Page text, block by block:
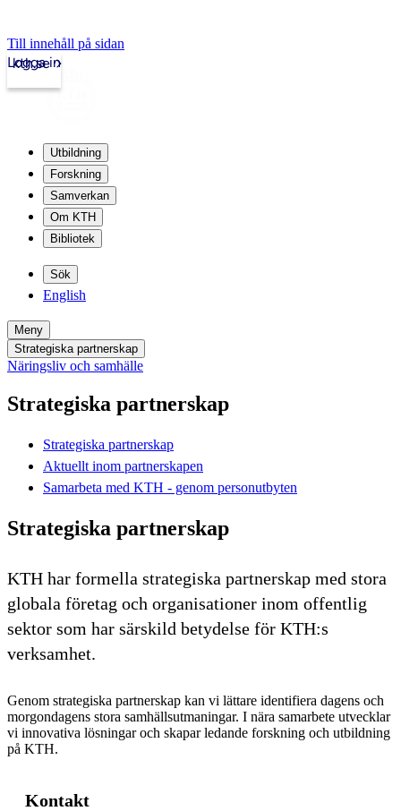
Till innehåll på sidan
kth.se
Logga in
Utbildning
Forskning
Samverkan
Om KTH
Bibliotek
Sök
English
Meny
Strategiska partnerskap
Näringsliv och samhälle
Strategiska partnerskap
Strategiska partnerskap
Aktuellt inom partnerskapen
Samarbeta med KTH - genom personutbyten
Strategiska partnerskap
KTH har formella strategiska partnerskap med stora
globala företag och organisationer inom offentlig
sektor som har särskild betydelse för KTH:s
verksamhet.
Genom strategiska partnerskap kan vi lättare identifiera dagens och
morgondagens stora samhällsutmaningar. I nära samarbete utvecklar
vi innovativa lösningar och skapar ledande forskning och utbildning
på KTH.
Kontakt